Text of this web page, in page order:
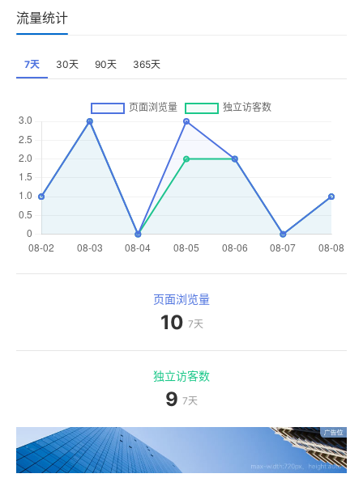
流量统计
7天 30天 90天 365天
页面浏览量
10 7天
独立访客数
9 7天